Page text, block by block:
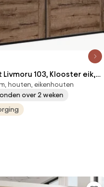
103, Klooster eik,
196 kg, Kledingkast
Aantal planken: 2,
2
houten, eikenhouten
over 2 weken